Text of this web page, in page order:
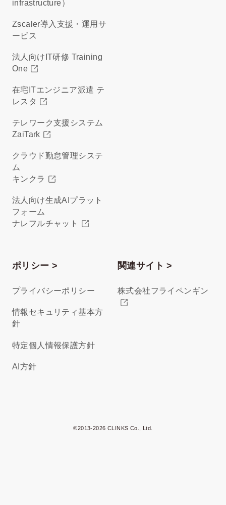
infrastructure）
Zscaler導入支援・運用サ
ービス
法人向けIT研修 Training
One
在宅ITエンジニア派遣 テ
レスタ
テレワーク支援システム
ZaiTark
クラウド勤怠管理システ
ム
キンクラ
法人向け生成AIプラット
フォーム
ナレフルチャット
ポリシー >
プライバシーポリシー
情報セキュリティ基本方
針
特定個人情報保護方針
AI方針
関連サイト >
株式会社フライペンギン
©2013-2026 CLINKS Co., Ltd.